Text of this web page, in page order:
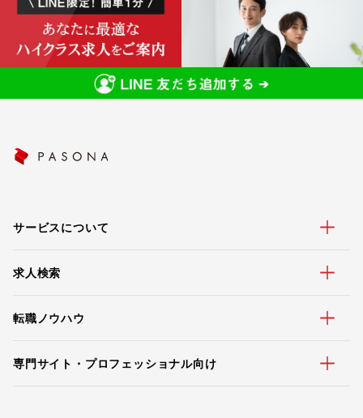
サービスについて
求人検索
転職ノウハウ
専門サイト・プロフェッショナル向け